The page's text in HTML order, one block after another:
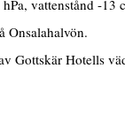
vattenstånd -13
Onsalahalvön.
Gottskär Hotells